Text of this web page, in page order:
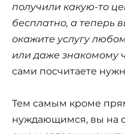
получили какую-то
бесплатно, а теперь
окажите услугу
или даже знакомому
сами посчитаете
Тем самым кроме
нуждающимся, вы на